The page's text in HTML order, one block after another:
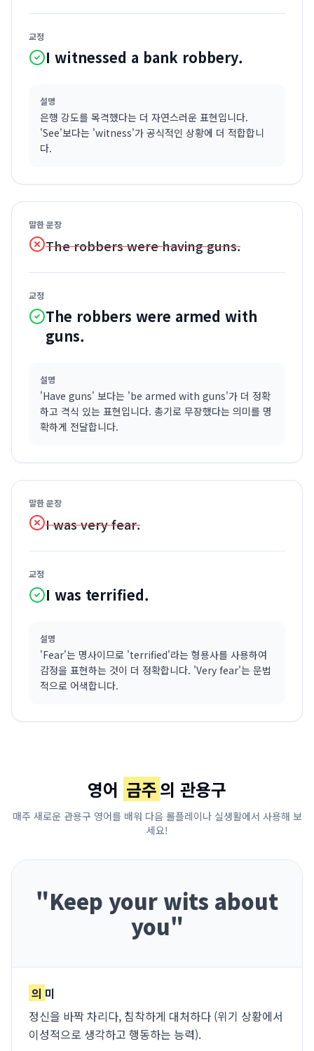
교정
I witnessed a bank robbery.
설명
은행 강도를 목격했다는 더 자연스러운 표현입니다.
'See'보다는 'witness'가 공식적인 상황에 더 적합합니
다.
말한 문장
The robbers were having guns.
교정
The robbers were armed with
guns.
설명
'Have guns' 보다는 'be armed with guns'가 더 정확
하고 격식 있는 표현입니다. 총기로 무장했다는 의미를 명
확하게 전달합니다.
말한 문장
I was very fear.
교정
I was terrified.
설명
'Fear'는 명사이므로 'terrified'라는 형용사를 사용하여
감정을 표현하는 것이 더 정확합니다. 'Very fear'는 문법
적으로 어색합니다.
영어 금주의 관용구
매주 새로운 관용구 영어를 배워 다음 롤플레이나 실생활에서 사용해 보
세요!
"Keep your wits about
you"
의 미
정신을 바짝 차리다, 침착하게 대처하다 (위기 상황에서
이성적으로 생각하고 행동하는 능력).